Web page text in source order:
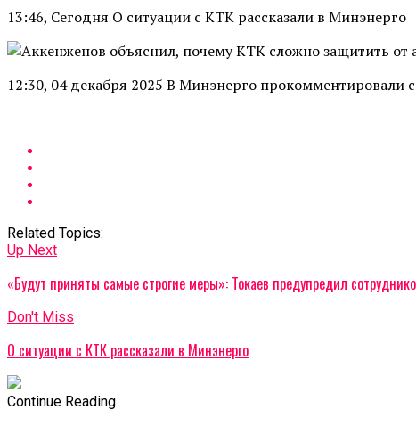
13:46, Сегодня О ситуации с КТК рассказали в Минэнерго
12:30, 04 декабря 2025 В Минэнерго
Related Topics:
Up Next
«Будут приняты самые строгие меры»: Токаев предупредил
Don't Miss
О ситуации с КТК рассказали в Минэнерго
Continue Reading